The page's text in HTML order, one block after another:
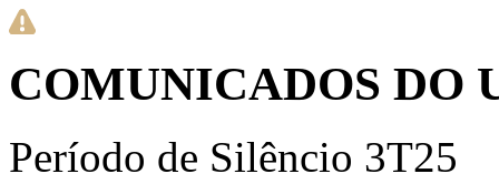
COMUNICADOS DO
Período de Silêncio 3T25